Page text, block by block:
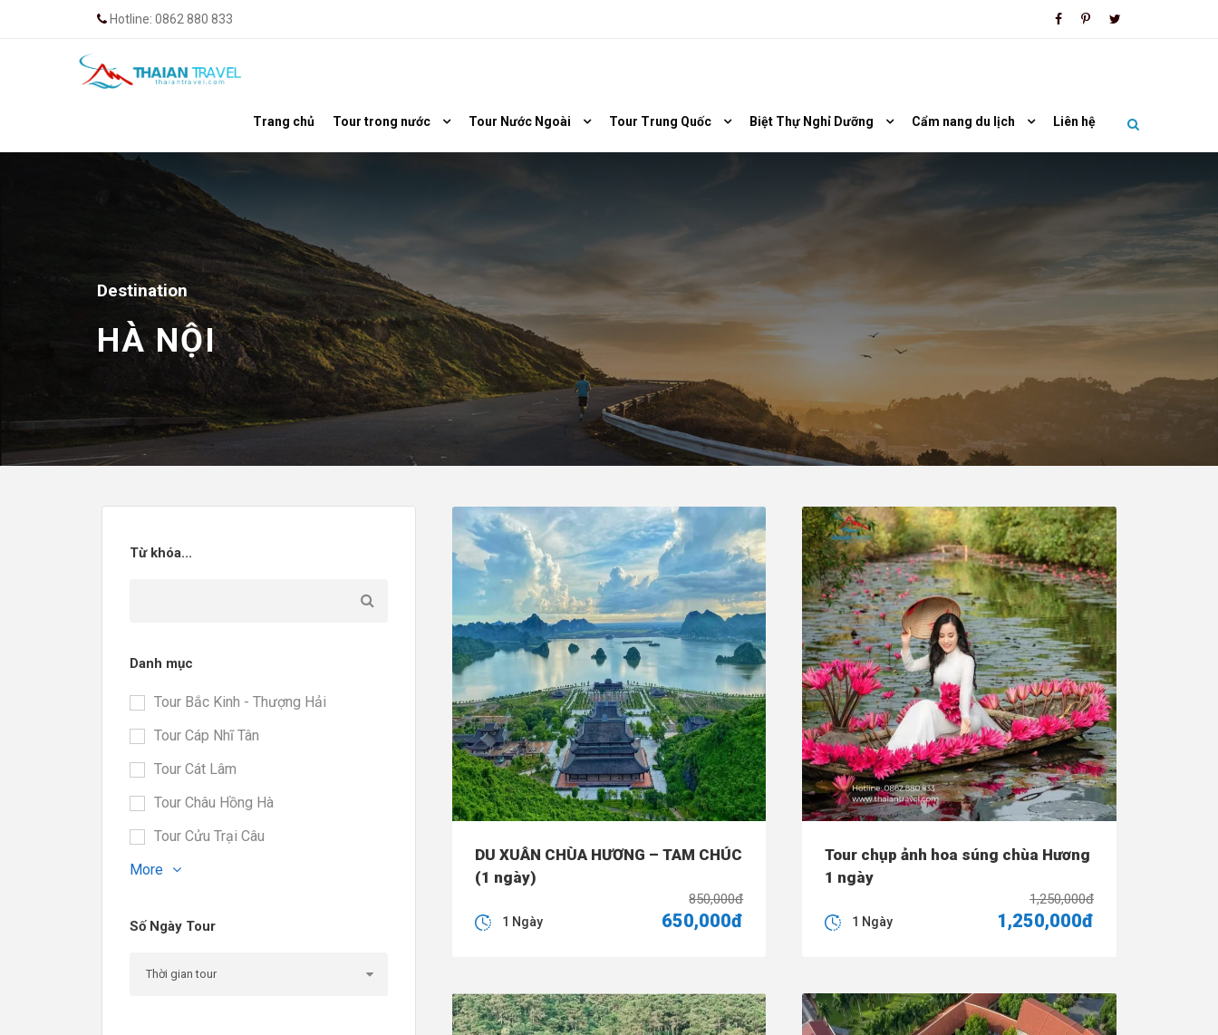
Hotline: 0862 880 833
Trang chủ Tour trong nước Tour Nước Ngoài Tour Trung Quốc Biệt Thự Nghỉ Dưỡng Cẩm nang du lịch Liên hệ
Destination
HÀ NỘI
DU XUÂN CHÙA HƯƠNG – TAM CHÚC
(1 ngày)
850,000đ
650,000đ
1 Ngày
Tour chụp ảnh hoa súng chùa Hương
1 ngày
1,250,000đ
1,250,000đ
1 Ngày
Từ khóa...
Danh mục
Tour Bắc Kinh - Thượng Hải
Tour Cáp Nhĩ Tân
Tour Cát Lâm
Tour Châu Hồng Hà
Tour Cửu Trại Câu
More
Số Ngày Tour